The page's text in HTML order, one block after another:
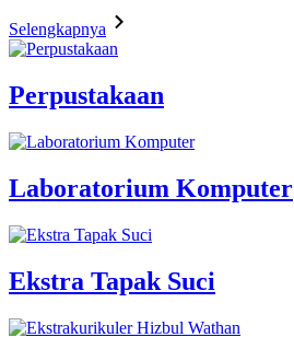
Selengkapnya
Perpustakaan
Laboratorium Komputer
Ekstra Tapak Suci